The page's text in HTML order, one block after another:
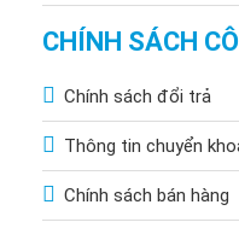
CHÍNH SÁCH
Chính sách đổi trả
Thông tin chuyển
Chính sách bán hàng